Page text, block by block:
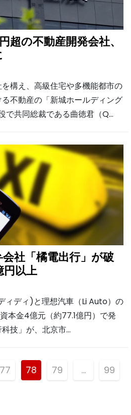
の不動産開発会社、
構え、高級住宅や多機能都市の
不動産の「新城ホールディング
で共同総裁である曲徳君（Q…
社「橘電出行」が破
以上
ィディ)と理想汽車（Li Auto）の
本金4億元（約77.1億円）で発
技」が、北京市…
77 78 79 … 99